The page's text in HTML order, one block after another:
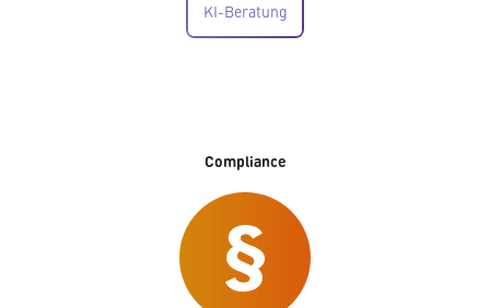
KI-Beratung
Compliance